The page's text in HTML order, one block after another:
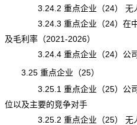
3.24.2 重点企业（24） 无人
3.24.3 重点企业（24）在中国
及毛利率（2021-2026）
3.24.4 重点企业（24）公司
3.25 重点企业（25）
3.25.1 重点企业（25）公司信
位以及主要的竞争对手
3.25.2 重点企业（25） 无人